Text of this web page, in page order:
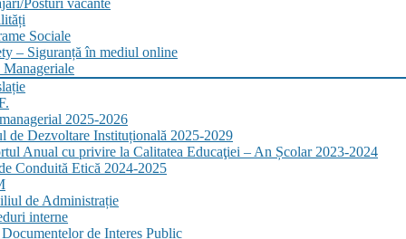
Posturi vacante
Sociale
– Siguranță în mediul online
2025-2026
de Dezvoltare Instituțională 2025-2029
Anual cu privire la Calitatea Educaţiei – An Școlar 2023-2024
Conduită Etică 2024-2025
de Administrație
interne
de Interes Public